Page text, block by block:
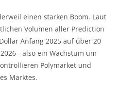
einen starken Boom. Laut
Volumen aller Prediction
Anfang 2025 auf über 20
- also ein Wachstum um
Polymarket und
Marktes.